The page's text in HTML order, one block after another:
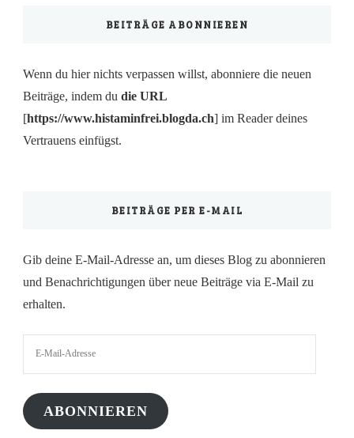
BEITRÄGE ABONNIEREN
Wenn du hier nichts verpassen willst, abonniere die neuen
Beiträge, indem du die URL
[https://www.histaminfrei.blogda.ch] im Reader deines
Vertrauens einfügst.
BEITRÄGE PER E-MAIL
Gib deine E-Mail-Adresse an, um dieses Blog zu abonnieren
und Benachrichtigungen über neue Beiträge via E-Mail zu
erhalten.
ABONNIEREN